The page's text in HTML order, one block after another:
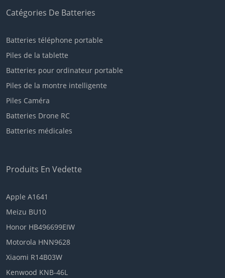
Catégories De Batteries
Batteries téléphone portable
Piles de la tablette
Batteries pour ordinateur portable
Piles de la montre intelligente
Piles Caméra
Batteries Drone RC
Batteries médicales
Produits En Vedette
Apple A1641
Meizu BU10
Honor HB496699EIW
Motorola HNN9628
Xiaomi R14B03W
Kenwood KNB-46L